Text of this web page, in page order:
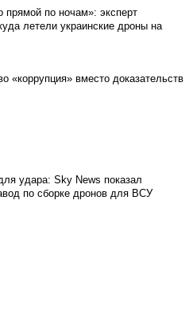
прямой по ночам»: эксперт
летели украинские дроны на
«коррупция» вместо доказательств
удара: Sky News показал
по сборке дронов для ВСУ